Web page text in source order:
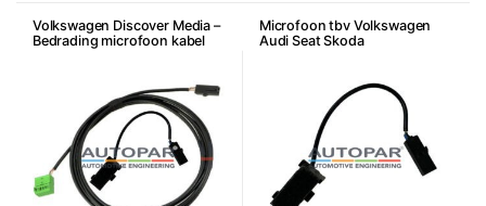
Volkswagen Discover Media –
Bedrading microfoon kabel
Microfoon tbv Volkswagen
Audi Seat Skoda